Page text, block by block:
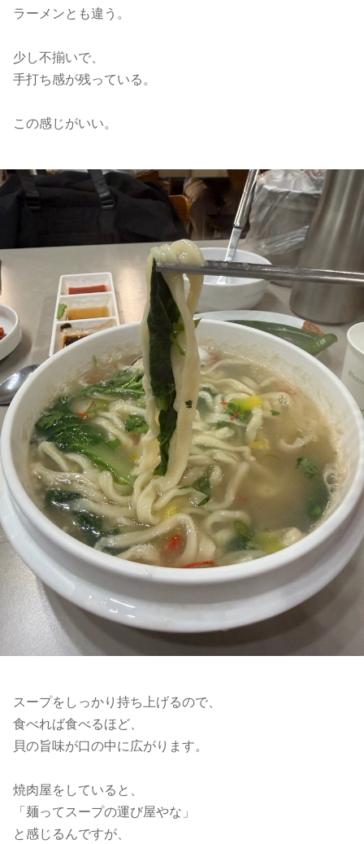
ラーメンとも違う。
少し不揃いで、
手打ち感が残っている。
この感じがいい。
スープをしっかり持ち上げるので、
食べれば食べるほど、
貝の旨味が口の中に広がります。
焼肉屋をしていると、
「麺ってスープの運び屋やな」
と感じるんですが、